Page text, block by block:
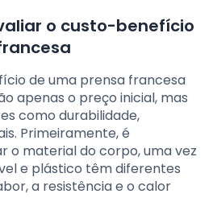
o custo-benefício
de uma prensa francesa
apenas o preço inicial, mas
como durabilidade,
Primeiramente, é
o material do corpo, uma vez
e plástico têm diferentes
a resistência e o calor